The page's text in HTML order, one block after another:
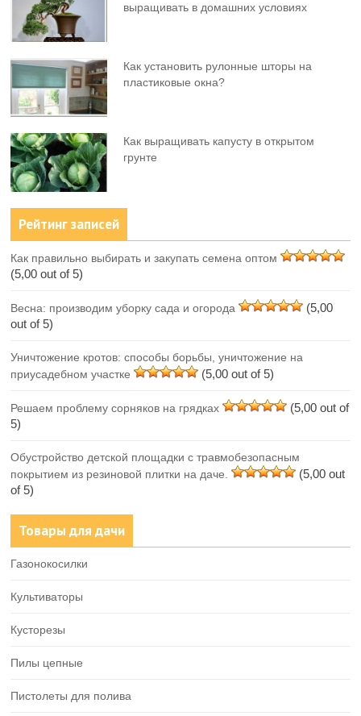
выращивать в домашних условиях
Как установить рулонные шторы на
пластиковые окна?
Как выращивать капусту в открытом
грунте
Рейтинг записей
Как правильно выбирать и закупать семена оптом
(5,00 out of 5)
Весна: производим уборку сада и огорода
(5,00
out of 5)
Уничтожение кротов: способы борьбы, уничтожение на
приусадебном участке
(5,00 out of 5)
Решаем проблему сорняков на грядках
(5,00 out of
5)
Обустройство детской площадки с травмобезопасным
покрытием из резиновой плитки на даче.
(5,00 out
of 5)
Товары для дачи
Газонокосилки
Культиваторы
Кусторезы
Пилы цепные
Пистолеты для полива